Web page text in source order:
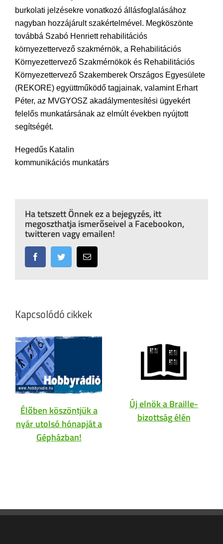
burkolati jelzésekre vonatkozó állásfoglalásához
nagyban hozzájárult szakértelmével. Megköszönte
továbbá Szabó Henriett rehabilitációs
környezettervező szakmérnök, a Rehabilitációs
Környezettervező Szakmérnökök és Rehabilitációs
Környezettervező Szakemberek Országos Egyesülete
(REKORE) együttműködő tagjainak, valamint Erhart
Péter, az MVGYOSZ akadálymentesítési ügyekért
felelős munkatársának az elmúlt években nyújtott
segítségét.
Hegedűs Katalin
kommunikációs munkatárs
Ha tetszett Önnek ez a bejegyzés, itt
megoszthatja ismerőseivel a Facebookon,
twitteren vagy emailen!
FacebookTwitter Email:
Kapcsolódó cikkek
Élőben köszöntjük a
nyár utolsó hónapját a
Gépházban!
Új elnök a Braille-
bizottság élén